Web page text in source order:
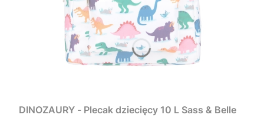
DINOZAURY - Plecak dziecięcy 10 L Sass & Belle